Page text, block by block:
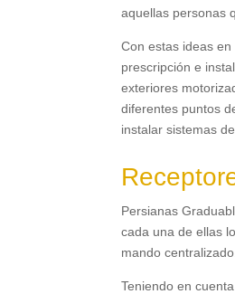
aquellas personas
Con estas ideas en
prescripción e
exteriores
diferentes puntos
instalar sistemas
Persianas
cada una de ellas
mando centralizado
Teniendo en